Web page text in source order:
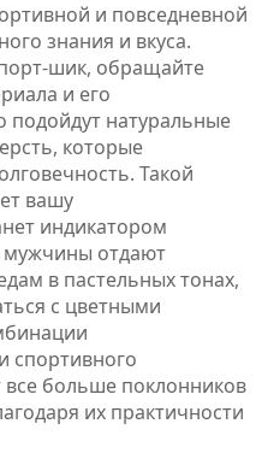
и повседневной
знания и вкуса.
шик, обращайте
и его
подойдут натуральные
которые
Такой
вашу
индикатором
мужчины отдают
в пастельных тонах,
с цветными
спортивного
больше поклонников
их практичности